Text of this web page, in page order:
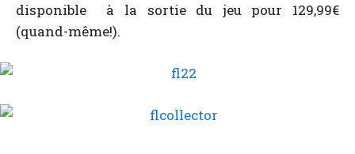
disponible à la sortie du jeu pour 129,99€
(quand-même!).